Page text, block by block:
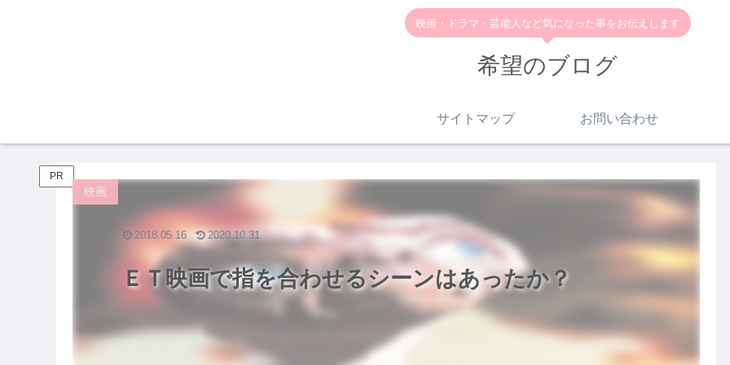
映画・ドラマ・芸能人など気になった事をお伝えします
希望のブログ
サイトマップ お問い合わせ
PR
ＥＴ映画で指を合わせるシーンはあったか？
映画
2018.05.16 2020.10.31